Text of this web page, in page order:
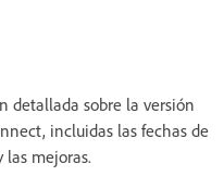
detallada sobre la versión
incluidas las fechas de
las mejoras.